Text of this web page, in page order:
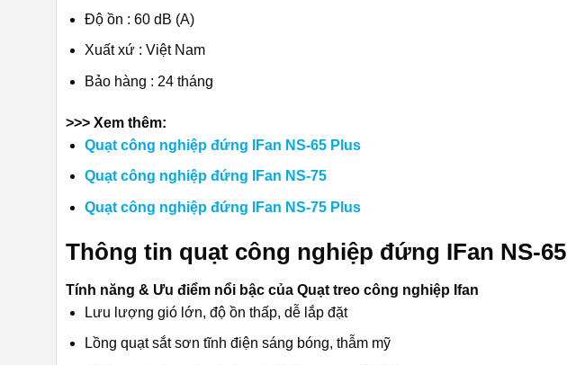
Độ ồn : 60 dB (A)
Xuất xứ : Việt Nam
Bảo hàng : 24 tháng
>>> Xem thêm:
Quạt công nghiệp đứng IFan NS-65 Plus
Quạt công nghiệp đứng IFan NS-75
Quạt công nghiệp đứng IFan NS-75 Plus
Thông tin quạt công nghiệp đứng IFan NS-65
Tính năng & Ưu điểm nổi bậc của Quạt treo công nghiệp Ifan
Lưu lượng gió lớn, độ ồn thấp, dễ lắp đặt
Lồng quạt sắt sơn tĩnh điện sáng bóng, thẫm mỹ